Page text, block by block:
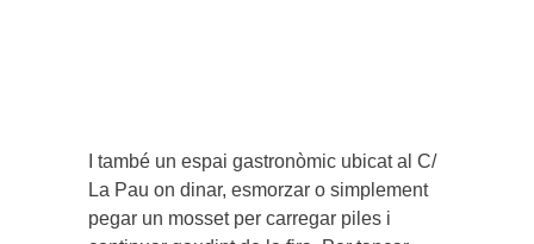
I també un espai gastronòmic ubicat al C/
La Pau on dinar, esmorzar o simplement
pegar un mosset per carregar piles i